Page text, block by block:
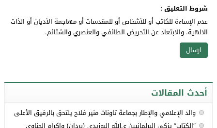
شروط التعليق :
عدم الإساءة للكاتب أو للأشخاص أو للمقدسات أو مهاجمة الأديان أو الذات
الالهية. والابتعاد عن التحريض الطائفي والعنصري والشتائم.
أحدث المقالات
والد الإعلامي والإطار بجماعة تاونات منير فلاح يلتحق بالرفيق الأعلى